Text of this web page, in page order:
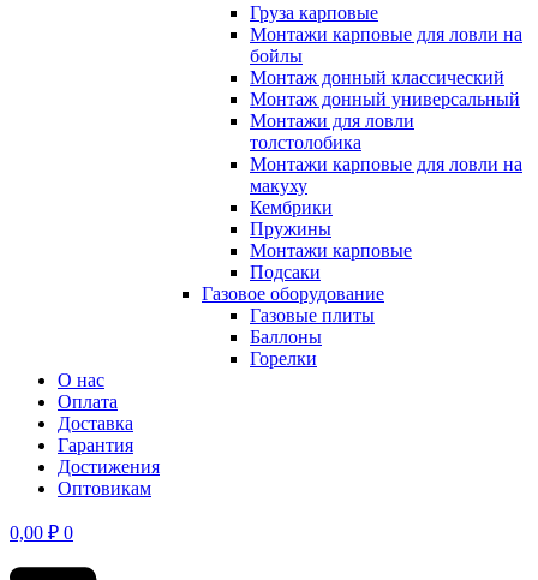
Груза карповые
Монтажи карповые для ловли на
бойлы
Монтаж донный классический
Монтаж донный универсальный
Монтажи для ловли
толстолобика
Монтажи карповые для ловли на
макуху
Кембрики
Пружины
Монтажи карповые
Подсаки
Газовое оборудование
Газовые плиты
Баллоны
Горелки
О нас
Оплата
Доставка
Гарантия
Достижения
Оптовикам
0,00 ₽ 0